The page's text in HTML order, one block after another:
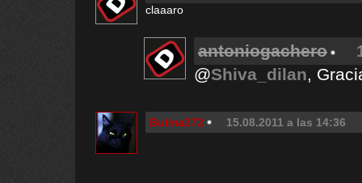
claaaro
antoniogachero
@Shiva_dilan,
Bulma272 15.08.2011 a las 14:36